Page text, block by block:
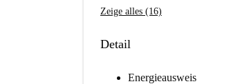
Zeige alles (16)
Detail
Energieausweis